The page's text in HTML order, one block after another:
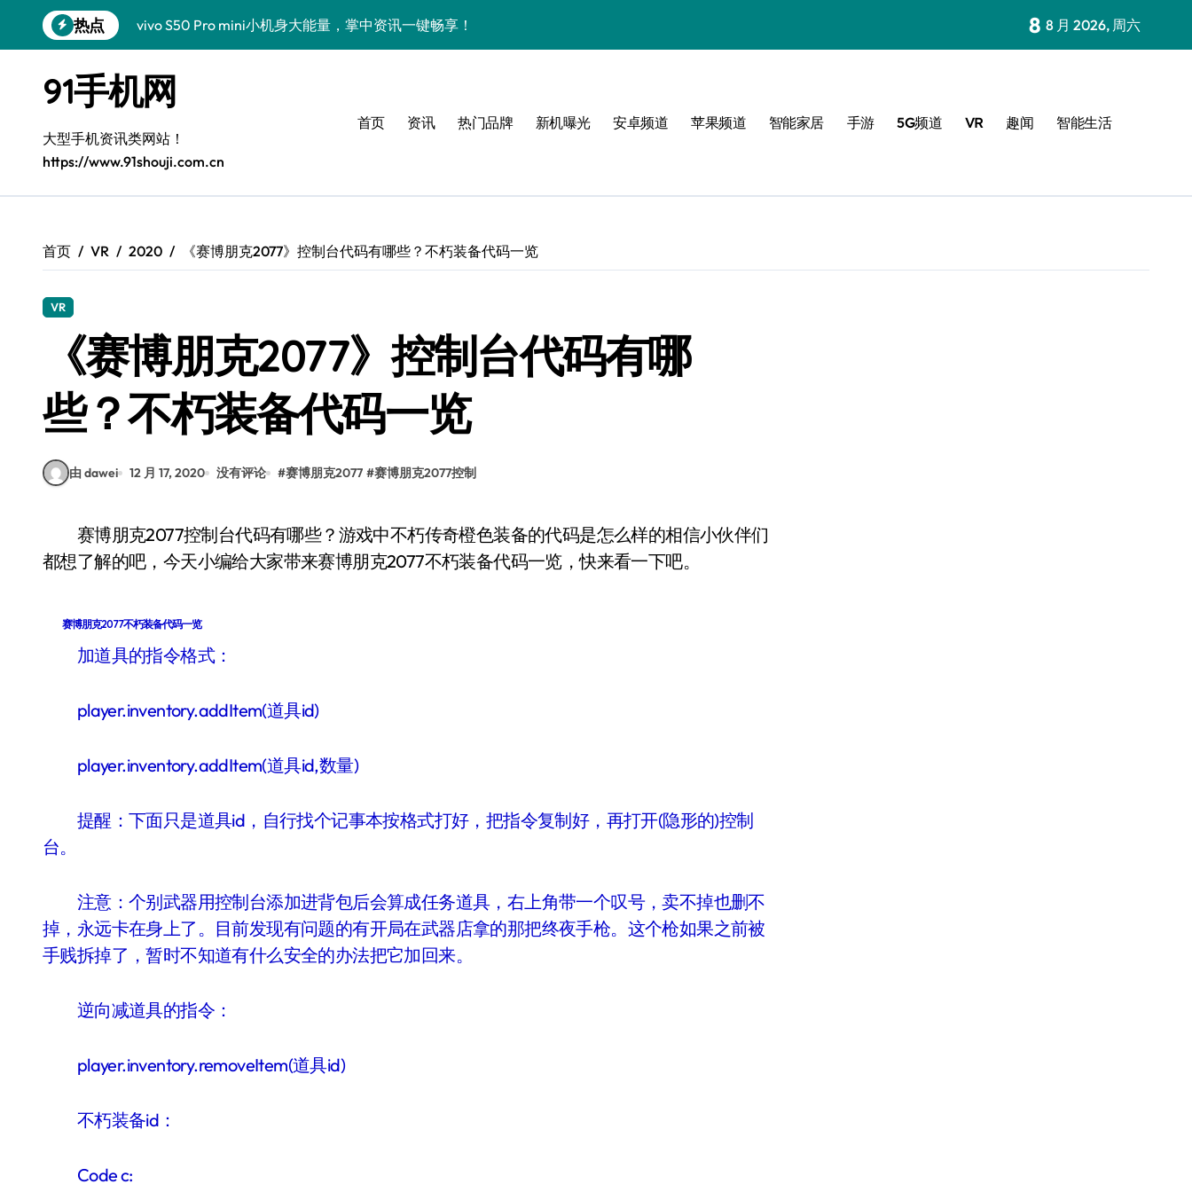
到
热点
vivo S50 Pro mini小机身大能量，掌中资讯一键畅享！
三星Galaxy S26震撼来袭！创新科技亮点，一键尽享未来！
三星Galaxy Z Fold7抢先揭秘！手机管家带你探新亮点
S25 Ultra颜值炸裂！定制主题潮翻全场
Galaxy S24+登场，解锁手机美颜新境界！
Galaxy A56 5G登场，时尚旗舰新体验！
三星Galaxy Z TriFold：三屏折叠新境界，掌中科技新体验！
8 8 月 2026, 周六
91手机网
大型手机资讯类网站！
https://www.91shouji.com.cn
首页 资讯 热门品牌 新机曝光 安卓频道 苹果频道 智能家居 手游 5G频道 VR 趣闻 智能生活
首页 VR 2020 《赛博朋克2077》控制台代码有哪些？不朽装备代码一览
VR
《赛博朋克2077》控制台代码有哪
些？不朽装备代码一览
由 dawei 12 月 17, 2020 没有评论 #赛博朋克2077 #赛博朋克2077控制
赛博朋克2077控制台代码有哪些？游戏中不朽传奇橙色装备的代码是怎么样的相信小伙伴们
都想了解的吧，今天小编给大家带来赛博朋克2077不朽装备代码一览，快来看一下吧。
赛博朋克2077不朽装备代码一览
加道具的指令格式：
player.inventory.addItem(道具id)
player.inventory.addItem(道具id,数量)
提醒：下面只是道具id，自行找个记事本按格式打好，把指令复制好，再打开(隐形的)控制
台。
注意：个别武器用控制台添加进背包后会算成任务道具，右上角带一个叹号，卖不掉也删不
掉，永远卡在身上了。目前发现有问题的有开局在武器店拿的那把终夜手枪。这个枪如果之前被
手贱拆掉了，暂时不知道有什么安全的办法把它加回来。
逆向减道具的指令：
player.inventory.removeItem(道具id)
不朽装备id：
Code c: